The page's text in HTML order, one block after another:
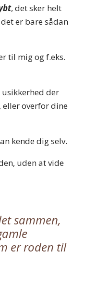
, det sker helt
er bare sådan
til mig og f.eks.
der
overfor dine
kende dig selv.
uden at vide
sammen,
er roden til